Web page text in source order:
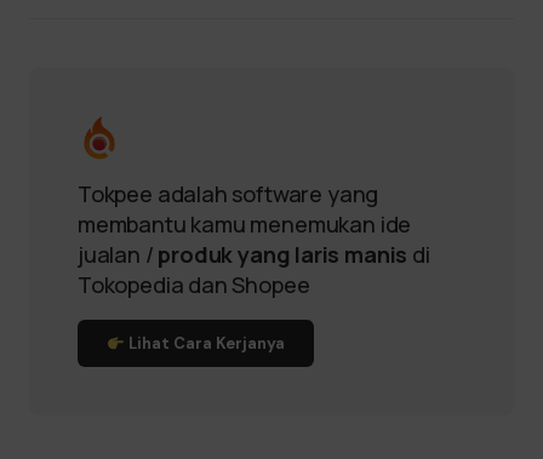
Tokpee adalah software yang
membantu kamu menemukan ide
jualan / produk yang laris manis di
Tokopedia dan Shopee
Lihat Cara Kerjanya